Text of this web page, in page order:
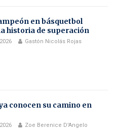
en básquetbol
historia de superación
Gastón Nicolás Rojas
conocen su camino en
Zoe Berenice D'Angelo